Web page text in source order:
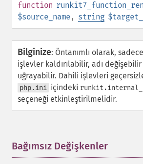
function
$source_name, string
Bilginize: Öntanımlı olarak,
işlevler kaldırılabilir, adı
uğrayabilir. Dahili işlevleri
php.ini içindeki
seçeneği etkinleştirilmelidir.
Bağımsız Değişkenler